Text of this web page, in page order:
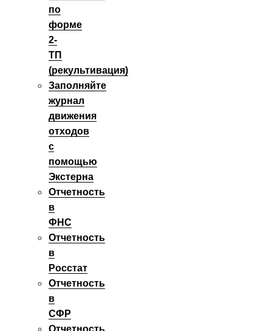
по
форме
2-
ТП
(рекультивация)
Заполняйте
журнал
движения
отходов
с
помощью
Экстерна
Отчетность
в
ФНС
Отчетность
в
Росстат
Отчетность
в
СФР
Отчетность